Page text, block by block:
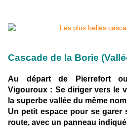
Cascade de la Borie
Au départ de Pierrefort
Vigouroux : Se diriger vers le
la superbe vallée du même
Un petit espace pour se garer
route, avec un panneau